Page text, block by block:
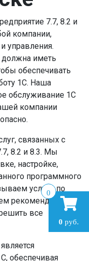
7.7, 8.2 и
компании,
управления.
должна иметь
обеспечивать
1С. Наша
обслуживание 1С
компании
связанных с
8.2 и 8.3. Мы
настройке,
программного
услуги по
рекомендации по
все
обеспечивая
0
0 руб.